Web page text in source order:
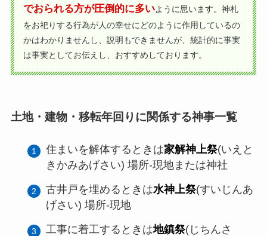
でおられる方が圧倒的に多いように思います。神札
をお祀りする行為が人の幸せにどのように作用しているの
かはわかりませんし、説明もできませんが、統計的に事実
は事実としてお伝えし、おすすめしております。
土地・建物・移転年回りに関係する神事一覧
住まいを解体するときは家解神上祭(いえと
きかみあげさい) 場所-現地または神社
古井戸を埋めるときは水神上祭(すいじんあ
げさい) 場所-現地
工事に着工するときは地鎮祭(じちんさ